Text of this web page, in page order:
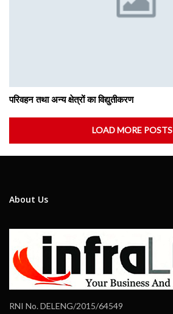
परिवहन तथा अन्य क्षेत्रों का विद्युतीकरण
LOAD MORE POSTS
About Us
RNI No. DELENG/2015/64549